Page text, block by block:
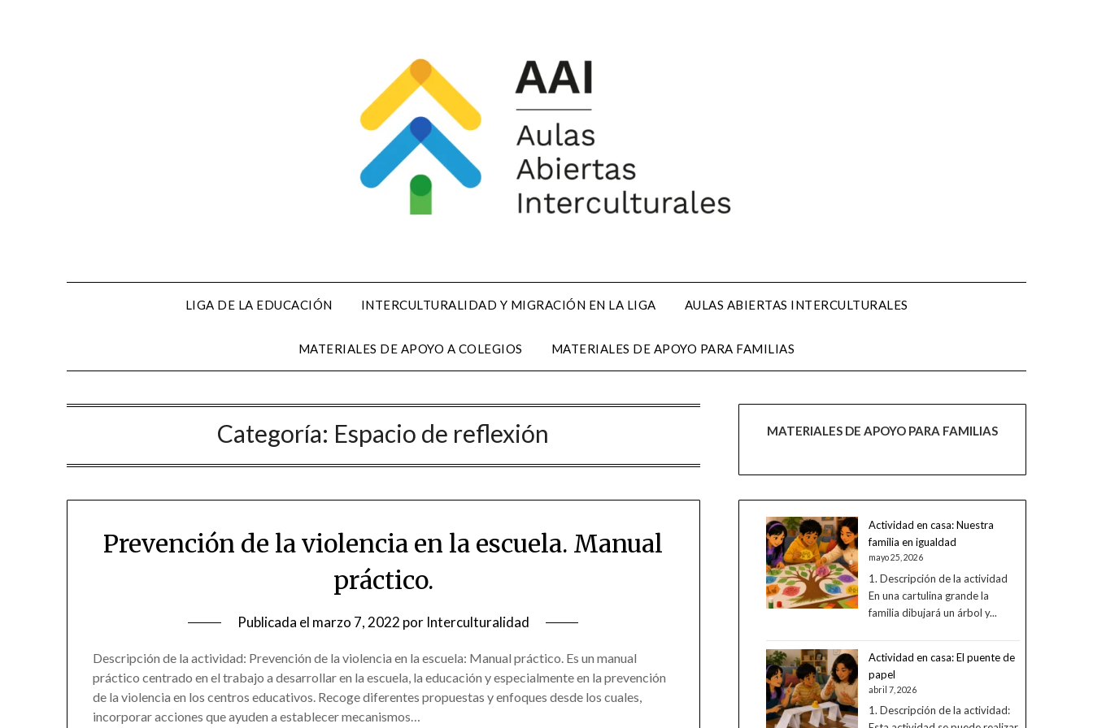
LIGA DE LA EDUCACIÓN INTERCULTURALIDAD Y MIGRACIÓN EN LA LIGA AULAS ABIERTAS INTERCULTURALES
MATERIALES DE APOYO A COLEGIOS MATERIALES DE APOYO PARA FAMILIAS
Categoría: Espacio de reflexión
Prevención de la violencia en la escuela. Manual
práctico.
Publicada el marzo 7, 2022 por Interculturalidad
Descripción de la actividad: Prevención de la violencia en la escuela: Manual práctico. Es un manual
práctico centrado en el trabajo a desarrollar en la escuela, la educación y especialmente en la prevención
de la violencia en los centros educativos. Recoge diferentes propuestas y enfoques desde los cuales,
incorporar acciones que ayuden a establecer mecanismos…
MATERIALES DE APOYO PARA FAMILIAS
Actividad en casa: Nuestra
familia en igualdad
mayo 25, 2026
1. Descripción de la actividad
En una cartulina grande la
familia dibujará un árbol y...
Actividad en casa: El puente de
papel
abril 7, 2026
1. Descripción de la actividad: